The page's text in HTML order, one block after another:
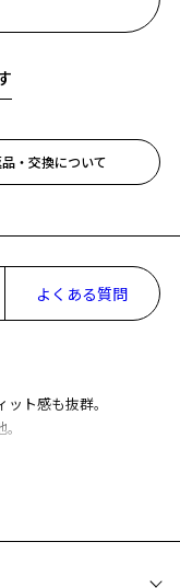
・交換について
よくある質問
ト感も抜群。
高めた仕様になってい